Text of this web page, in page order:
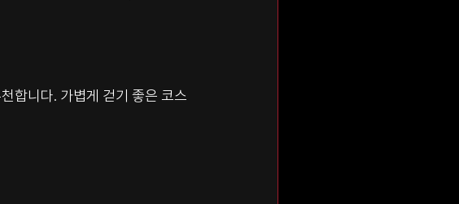
합니다. 가볍게 걷기 좋은 코스